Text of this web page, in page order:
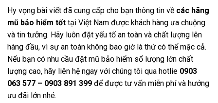
Hy vọng bài viết đã cung cấp cho bạn thông tin về các hãng
mũ bảo hiểm tốt tại Việt Nam được khách hàng ưa chuộng
và tin tưởng. Hãy luôn đặt yếu tố an toàn và chất lượng lên
hàng đầu, vì sự an toàn không bao giờ là thứ có thể mặc cả.
Nếu bạn có nhu cầu đặt mũ bảo hiểm sổ lượng lớn chất
lượng cao, hãy liên hệ ngay với chúng tôi qua hotlie 0903
063 577 – 0903 891 399 để được tư vấn miễn phí và hưởng
ưu đãi lớn nhé.